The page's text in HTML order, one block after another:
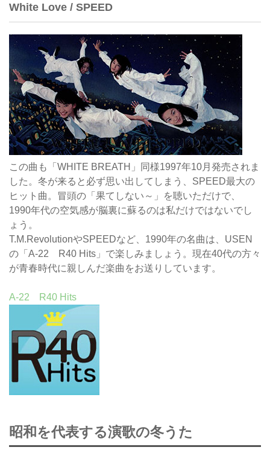
White Love / SPEED
この曲も「WHITE BREATH」同様1997年10月発売されま
した。冬が来ると必ず思い出してしまう、SPEED最大の
ヒット曲。冒頭の「果てしない～」を聴いただけで、
1990年代の空気感が脳裏に蘇るのは私だけではないでし
ょう。
T.M.RevolutionやSPEEDなど、1990年の名曲は、USEN
の「A-22 R40 Hits」で楽しみましょう。現在40代の方々
が青春時代に親しんだ楽曲をお送りしています。
A-22 R40 Hits
昭和を代表する演歌の冬うた